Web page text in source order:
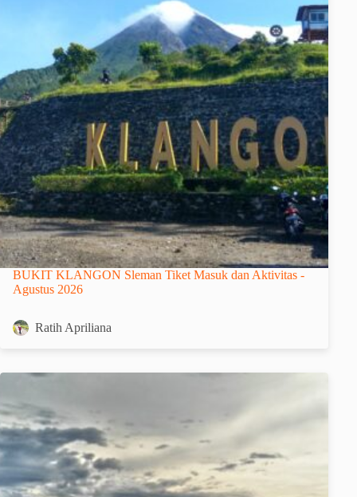
BUKIT KLANGON Sleman Tiket Masuk dan Aktivitas -
Agustus 2026
Ratih Apriliana